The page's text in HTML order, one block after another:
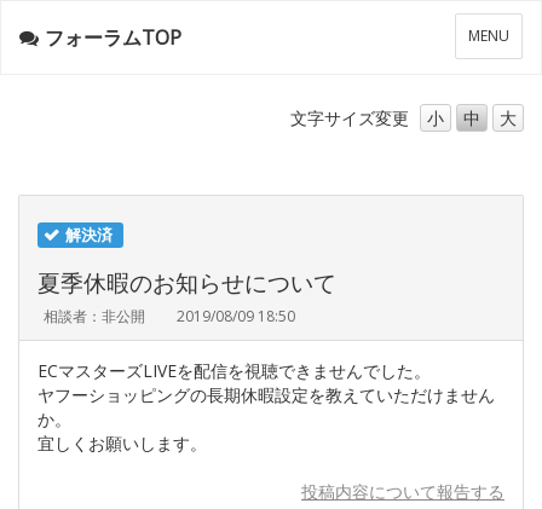
メ
ニ
ー
MENU
フォーラムTOP
文字サイズ変更 小 中 大
解決済
夏季休暇のお知らせについて
相談者：非公開 2019/08/09 18:50
ECマスターズLIVEを配信を視聴できませんでした。
ヤフーショッピングの長期休暇設定を教えていただけません
か。
宜しくお願いします。
投稿内容について報告する